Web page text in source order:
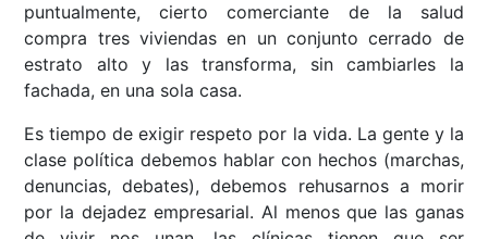
puntualmente, cierto comerciante de la salud
compra tres viviendas en un conjunto cerrado de
estrato alto y las transforma, sin cambiarles la
fachada, en una sola casa.
Es tiempo de exigir respeto por la vida. La gente y la
clase política debemos hablar con hechos (marchas,
denuncias, debates), debemos rehusarnos a morir
por la dejadez empresarial. Al menos que las ganas